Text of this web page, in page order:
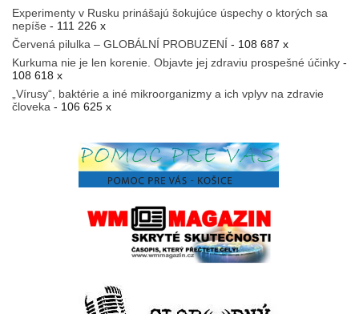
Experimenty v Rusku prinášajú šokujúce úspechy o ktorých sa
nepíše - 111 226 x
Červená pilulka – GLOBÁLNÍ PROBUZENÍ - 108 687 x
Kurkuma nie je len korenie. Objavte jej zdraviu prospešné účinky -
108 618 x
„Vírusy“, baktérie a iné mikroorganizmy a ich vplyv na zdravie
človeka - 106 625 x